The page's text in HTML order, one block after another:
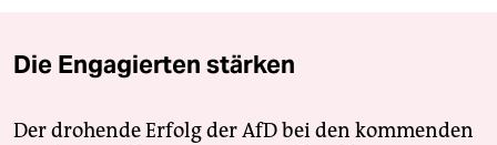
Die Engagierten stärken
Der drohende Erfolg der AfD bei den kommenden